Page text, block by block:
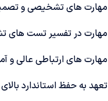
مهارت های تشخیصی و
مهارت در تفسیر تست های
مهارت های ارتباطی عالی و
تعهد به حفظ استاندارد